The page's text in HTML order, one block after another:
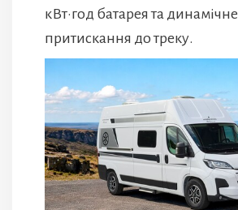
кВт·год батарея та динамічне
притискання до треку.